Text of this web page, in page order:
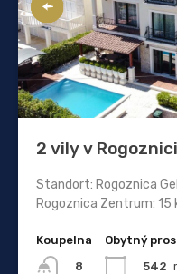
2 vily v Rogoznici
Standort: Rogoznica
Rogoznica Zentrum: 15
Koupelna
8
Obytný
542